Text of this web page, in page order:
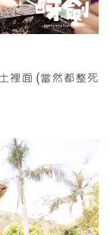
裡面 (當然都整死